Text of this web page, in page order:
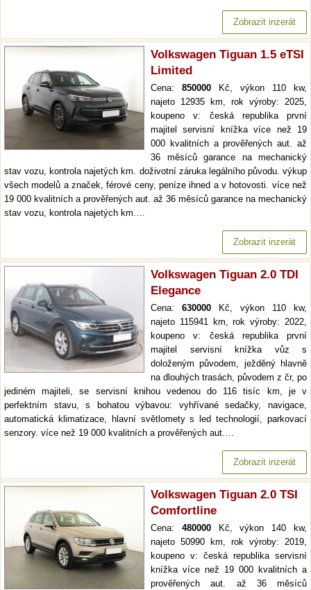
Zobrazit inzerát
Volkswagen Tiguan 1.5 eTSI
Limited
Cena: 850000 Kč, výkon 110 kw,
najeto 12935 km, rok výroby: 2025,
koupeno v: česká republika první
majitel servisní knížka více než 19
000 kvalitních a prověřených aut. až
36 měsíců garance na mechanický
stav vozu, kontrola najetých km. doživotní záruka legálního původu. výkup
všech modelů a značek, férové ceny, peníze ihned a v hotovosti. více než
19 000 kvalitních a prověřených aut. až 36 měsíců garance na mechanický
stav vozu, kontrola najetých km.…
Zobrazit inzerát
Volkswagen Tiguan 2.0 TDI
Elegance
Cena: 630000 Kč, výkon 110 kw,
najeto 115941 km, rok výroby: 2022,
koupeno v: česká republika první
majitel servisní knížka vůz s
doloženým původem, ježděný hlavně
na dlouhých trasách, původem z čr, po
jediném majiteli, se servisní knihou vedenou do 116 tisíc km, je v
perfektním stavu, s bohatou výbavou: vyhřívané sedačky, navigace,
automatická klimatizace, hlavní světlomety s led technologií, parkovací
senzory. více než 19 000 kvalitních a prověřených aut.…
Zobrazit inzerát
Volkswagen Tiguan 2.0 TSI
Comfortline
Cena: 480000Kč, výkon 140 kw,
najeto 50990 km, rok výroby: 2019,
koupeno v: česká republika servisní
knížka více než 19 000 kvalitních a
prověřených aut. až 36 měsíců